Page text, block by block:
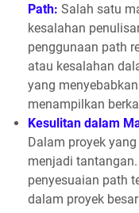
Path: Salah satu
kesalahan
penggunaan path
atau kesalahan
yang
menampilkan
Kesulitan dalam
Dalam proyek
menjadi
penyesuaian path
dalam proyek